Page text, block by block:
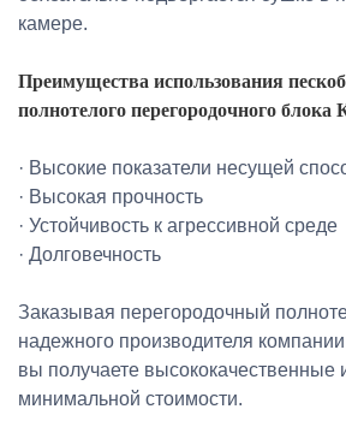
камере.
Преимущества использования
полнотелого перегородочного
· Высокие показатели несущей
· Высокая прочность
· Устойчивость к агрессивной среде
· Долговечность
Заказывая перегородочный
надежного производителя
вы получаете высококачественные
минимальной стоимости.